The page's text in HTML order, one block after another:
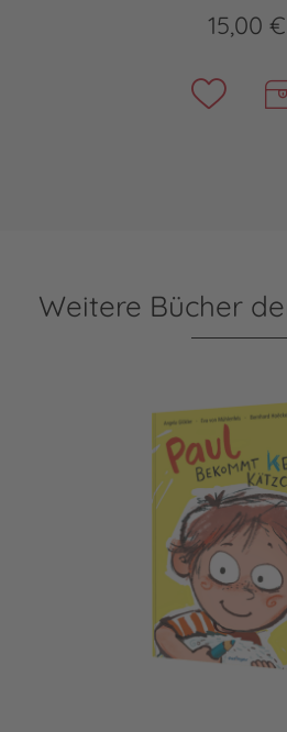
15,00 €
Weitere Bücher
Paul bekommt kein Kätzchen